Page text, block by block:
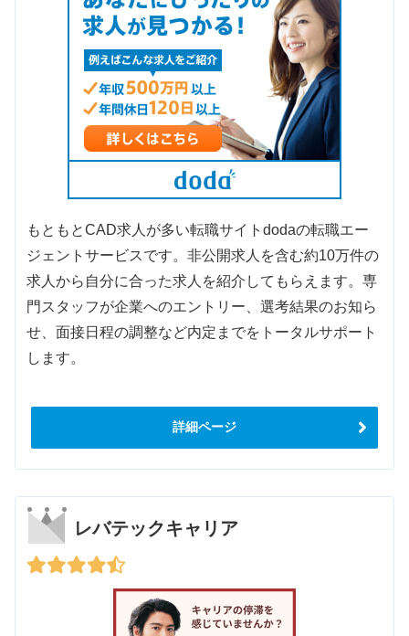
もともとCAD求人が多い転職サイトdodaの転職エー
ジェントサービスです。非公開求人を含む約10万件の
求人から自分に合った求人を紹介してもらえます。専
門スタッフが企業へのエントリー、選考結果のお知ら
せ、面接日程の調整など内定までをトータルサポート
します。
詳細ページ
レバテックキャリア